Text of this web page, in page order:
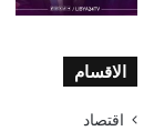
الاقسام
اقتصاد